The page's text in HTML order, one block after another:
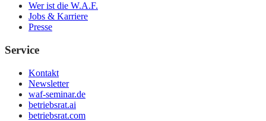
Wer ist die W.A.F.
Jobs & Karriere
Presse
Service
Kontakt
Newsletter
waf-seminar.de
betriebsrat.ai
betriebsrat.com